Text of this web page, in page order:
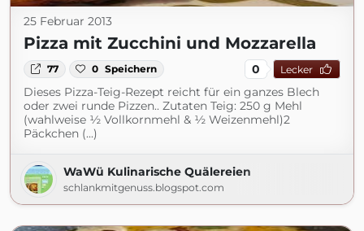
25 Februar 2013
Pizza mit Zucchini und Mozzarella
77 0 Speichern 0 Lecker
Dieses Pizza-Teig-Rezept reicht für ein ganzes Blech
oder zwei runde Pizzen.. Zutaten Teig: 250 g Mehl
(wahlweise ½ Vollkornmehl & ½ Weizenmehl)2
Päckchen (...)
WaWü Kulinarische Quälereien
schlankmitgenuss.blogspot.com